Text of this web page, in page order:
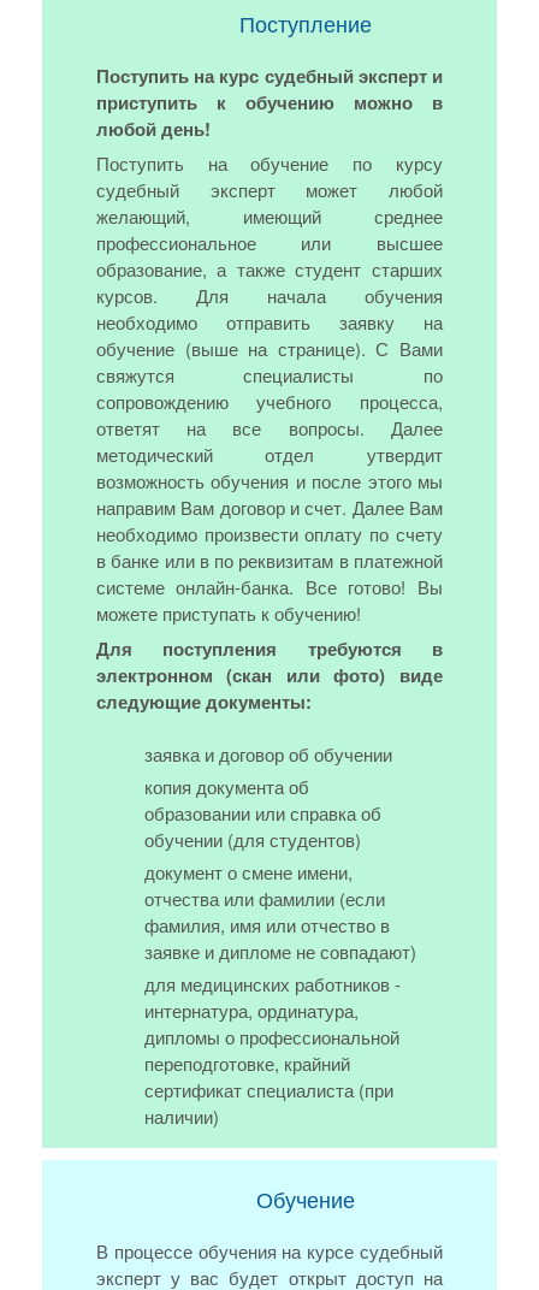
Поступление
Поступить на курс судебный эксперт и
приступить к обучению можно в
любой день!
Поступить на обучение по курсу
судебный эксперт может любой
желающий, имеющий среднее
профессиональное или высшее
образование, а также студент старших
курсов. Для начала обучения
необходимо отправить заявку на
обучение (выше на странице). С Вами
свяжутся специалисты по
сопровождению учебного процесса,
ответят на все вопросы. Далее
методический отдел утвердит
возможность обучения и после этого мы
направим Вам договор и счет. Далее Вам
необходимо произвести оплату по счету
в банке или в по реквизитам в платежной
системе онлайн-банка. Все готово! Вы
можете приступать к обучению!
Для поступления требуются в
электронном (скан или фото) виде
следующие документы:
заявка и договор об обучении
копия документа об
образовании или справка об
обучении (для студентов)
документ о смене имени,
отчества или фамилии (если
фамилия, имя или отчество в
заявке и дипломе не совпадают)
для медицинских работников -
интернатура, ординатура,
дипломы о профессиональной
переподготовке, крайний
сертификат специалиста (при
наличии)
Обучение
В процессе обучения на курсе судебный
эксперт у вас будет открыт доступ на